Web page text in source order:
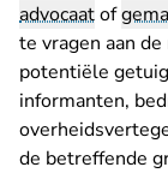
advocaatof
te vragen aan
potentiële
informanten,
de betreffende